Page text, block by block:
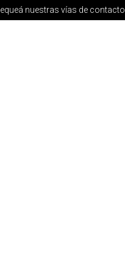
nuestras vías de contacto